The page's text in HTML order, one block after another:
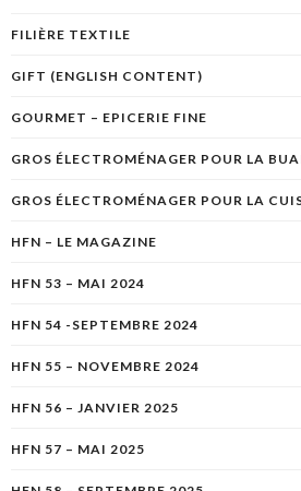
FILIÈRE TEXTILE
GIFT (ENGLISH CONTENT)
GOURMET – EPICERIE FINE
GROS ÉLECTROMÉNAGER POUR LA
GROS ÉLECTROMÉNAGER POUR LA
HFN – LE MAGAZINE
HFN 53 – MAI 2024
HFN 54 -SEPTEMBRE 2024
HFN 55 – NOVEMBRE 2024
HFN 56 – JANVIER 2025
HFN 57 – MAI 2025